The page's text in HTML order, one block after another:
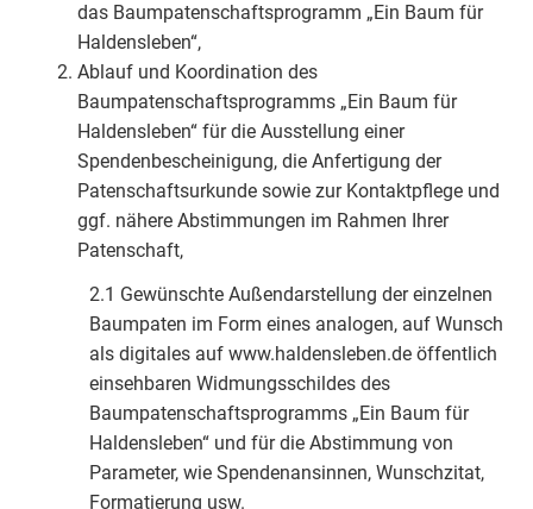
das Baumpatenschaftsprogramm „Ein Baum für
Haldensleben“,
Ablauf und Koordination des
Baumpatenschaftsprogramms „Ein Baum für
Haldensleben“ für die Ausstellung einer
Spendenbescheinigung, die Anfertigung der
Patenschaftsurkunde sowie zur Kontaktpflege und
ggf. nähere Abstimmungen im Rahmen Ihrer
Patenschaft,
2.1 Gewünschte Außendarstellung der einzelnen
Baumpaten im Form eines analogen, auf Wunsch
als digitales auf www.haldensleben.de öffentlich
einsehbaren Widmungsschildes des
Baumpatenschaftsprogramms „Ein Baum für
Haldensleben“ und für die Abstimmung von
Parameter, wie Spendenansinnen, Wunschzitat,
Formatierung usw.